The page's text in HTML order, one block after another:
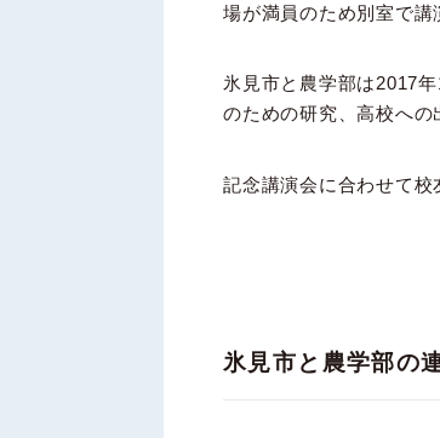
場が満員のため別室で講
氷見市と農学部は2017
のための研究、高校への
記念講演会に合わせて校
氷見市と農学部の